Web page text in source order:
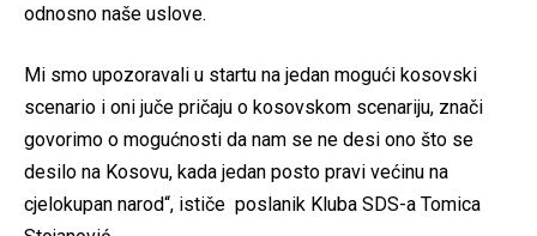
odnosno naše uslove.
Mi smo upozoravali u startu na jedan mogući kosovski
scenario i oni juče pričaju o kosovskom scenariju, znači
govorimo o mogućnosti da nam se ne desi ono što se
desilo na Kosovu, kada jedan posto pravi većinu na
cjelokupan narod“, ističe poslanik Kluba SDS-a Tomica